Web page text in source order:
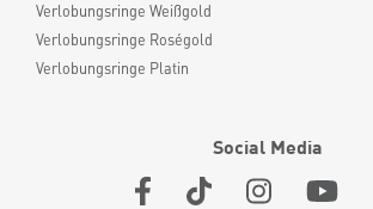
Verlobungsringe Weißgold
Verlobungsringe Roségold
Verlobungsringe Platin
Social Media